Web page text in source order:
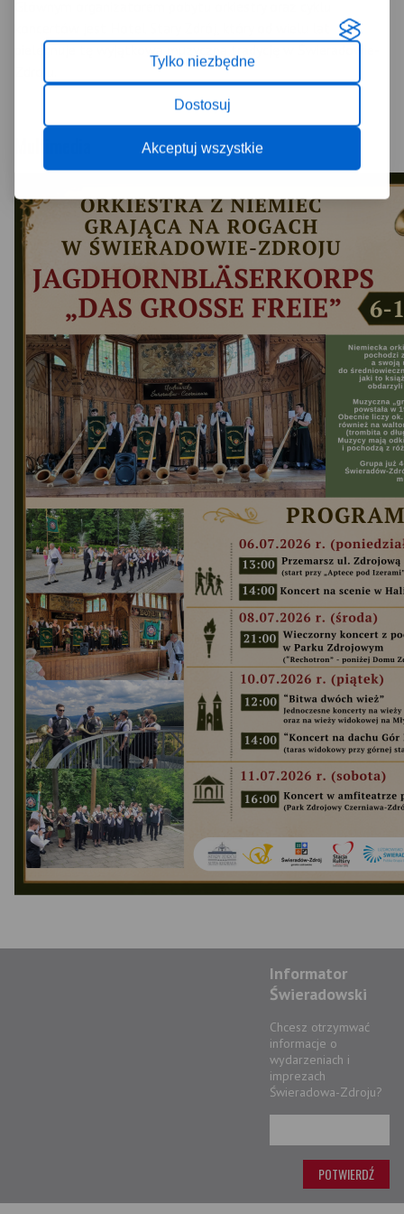
Tylko niezbędne
Dostosuj
Akceptuj wszystkie
pielęgnuje tę wyjątkową muzyczną tradycję w Świeradowie-
Informator
Świeradowski
Chcesz otrzymwać
informacje o
wydarzeniach i
imprezach
Świeradowa-Zdroju?